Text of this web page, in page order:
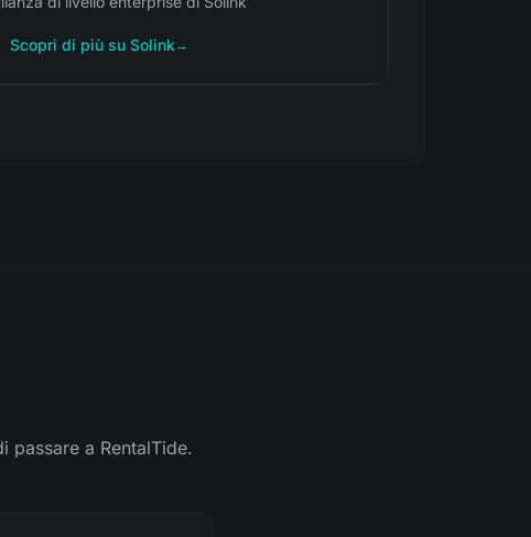
Scopri di più su Solink →
passare a RentalTide.